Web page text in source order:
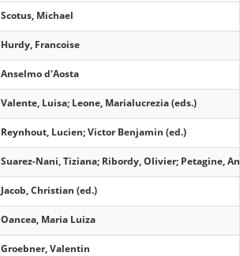
Scotus, Michael
Hurdy, Francoise
Anselmo d'Aosta
Valente, Luisa; Leone, Marialucrezia (eds.)
Reynhout, Lucien; Victor Benjamin (ed.)
Suarez-Nani, Tiziana; Ribordy, Olivier; Petagine,
Jacob, Christian (ed.)
Oancea, Maria Luiza
Groebner, Valentin